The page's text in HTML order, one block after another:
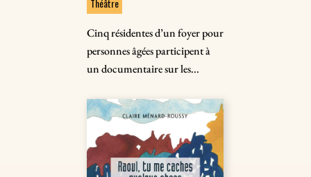
Cinq résidentes d’un foyer pour
personnes âgées participent à
un documentaire sur les...